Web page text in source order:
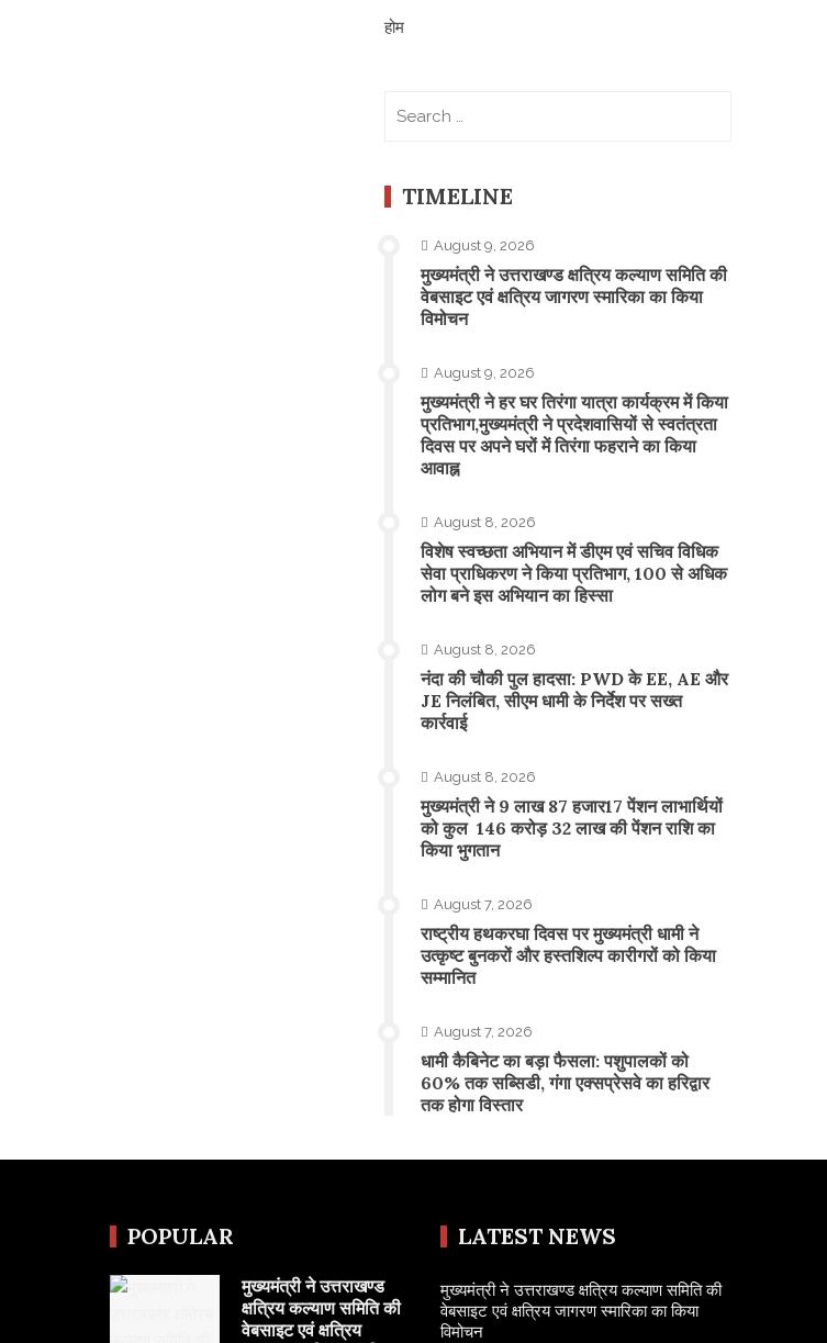
होम
TIMELINE
August 9, 2026
मुख्यमंत्री ने उत्तराखण्ड क्षत्रिय कल्याण समिति की
वेबसाइट एवं क्षत्रिय जागरण स्मारिका का किया
विमोचन
August 9, 2026
मुख्यमंत्री ने हर घर तिरंगा यात्रा कार्यक्रम में किया
प्रतिभाग,मुख्यमंत्री ने प्रदेशवासियों से स्वतंत्रता
दिवस पर अपने घरों में तिरंगा फहराने का किया
आवाह्न
August 8, 2026
विशेष स्वच्छता अभियान में डीएम एवं सचिव विधिक
सेवा प्राधिकरण ने किया प्रतिभाग, 100 से अधिक
लोग बने इस अभियान का हिस्सा
August 8, 2026
नंदा की चौकी पुल हादसा: PWD के EE, AE और
JE निलंबित, सीएम धामी के निर्देश पर सख्त
कार्रवाई
August 8, 2026
मुख्यमंत्री ने 9 लाख 87 हजार17 पेंशन लाभार्थियों
को कुल 146 करोड़ 32 लाख की पेंशन राशि का
किया भुगतान
August 7, 2026
राष्ट्रीय हथकरघा दिवस पर मुख्यमंत्री धामी ने
उत्कृष्ट बुनकरों और हस्तशिल्प कारीगरों को किया
सम्मानित
August 7, 2026
​धामी कैबिनेट का बड़ा फैसला: पशुपालकों को
60% तक सब्सिडी, गंगा एक्सप्रेसवे का हरिद्वार
तक होगा विस्तार
POPULAR
मुख्यमंत्री ने उत्तराखण्ड
क्षत्रिय कल्याण समिति की
वेबसाइट एवं क्षत्रिय
LATEST NEWS
मुख्यमंत्री ने उत्तराखण्ड क्षत्रिय कल्याण समिति की
वेबसाइट एवं क्षत्रिय जागरण स्मारिका का किया
विमोचन